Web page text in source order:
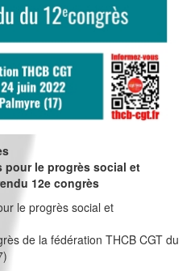
le progrès social et
12e congrès
le progrès social et
de la fédération THCB CGT du